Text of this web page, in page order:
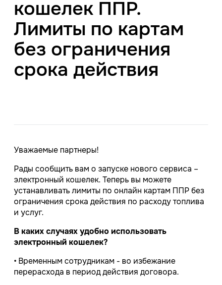
кошелек ППР.
Лимиты по картам
без ограничения
срока действия
Уважаемые партнеры!
Рады сообщить вам о запуске нового сервиса –
электронный кошелек. Теперь вы можете
устанавливать лимиты по онлайн картам ППР без
ограничения срока действия по расходу топлива
и услуг.
В каких случаях удобно использовать
электронный кошелек?
• Временным сотрудникам - во избежание
перерасхода в период действия договора.